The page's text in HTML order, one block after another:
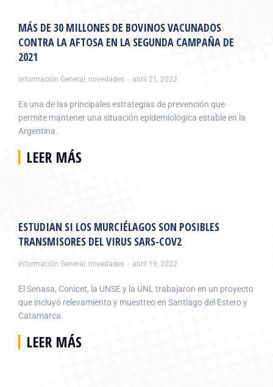
MÁS DE 30 MILLONES DE BOVINOS VACUNADOS
CONTRA LA AFTOSA EN LA SEGUNDA CAMPAÑA DE
2021
Información General , novedades abril 21, 2022
Es una de las principales estrategias de prevención que
permite mantener una situación epidemiológica estable en la
Argentina.
LEER MÁS
ESTUDIAN SI LOS MURCIÉLAGOS SON POSIBLES
TRANSMISORES DEL VIRUS SARS-COV2
Información General , novedades abril 19, 2022
El Senasa, Conicet, la UNSE y la UNL trabajaron en un proyecto
que incluyó relevamiento y muestreo en Santiago del Estero y
Catamarca.
LEER MÁS